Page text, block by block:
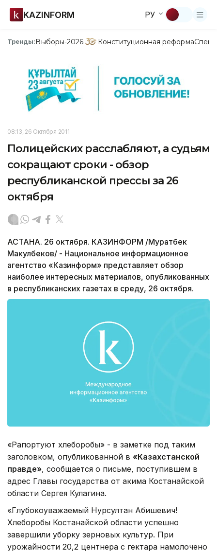
KAZINFORM РУ
Тренды:Выборы-2026 Конституционная реформа
08:13, 26 Октября 2011
Полицейских расслабляют, а судьям
сокращают сроки - обзор
республиканской прессы за 26
октября
АСТАНА. 26 октября. КАЗИНФОРМ /Муратбек
Макулбеков/ - Национальное информационное
агентство «Казинформ» представляет обзор
наиболее интересных материалов, опубликованных
в республиканских газетах в среду, 26 октября.
«Рапортуют хлеборобы» - в заметке под таким
заголовком, опубликованной в «Казахстанской
правде», сообщается о письме, поступившем в
адрес Главы государства от акима Костанайской
области Сергея Кулагина.
«Глубокоуважаемый Нурсултан Абишевич!
Хлеборобы Костанайской области успешно
завершили уборку зерновых культур. При
урожайности 20,2 центнера с гектара намолочено